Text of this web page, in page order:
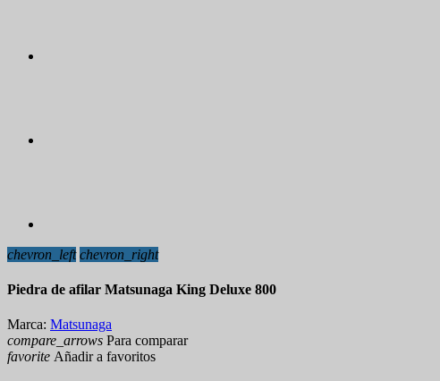
chevron_left chevron_right
Piedra de afilar Matsunaga King Deluxe 800
Marca: Matsunaga
compare_arrows Para comparar
favorite Añadir a favoritos